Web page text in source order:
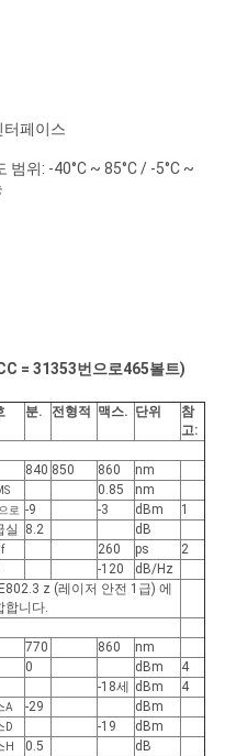
터페이스
위: -40°C ~ 85°C / -5°C ~
= 31353번으로465볼트)
분. 전형적 맥스. 단위
참
고:
840 850 860
nm
0.85
nm
로 -9 -3 dBm
1
실 8.2
dB
f 260 ps
2
-120
dB/Hz
z (레이저 안전 1급) 에
합니다.
770 860
nm
0 dBm
4
-18세 dBm
4
A -29
dBm
D -19
dBm
H 0.5
dB